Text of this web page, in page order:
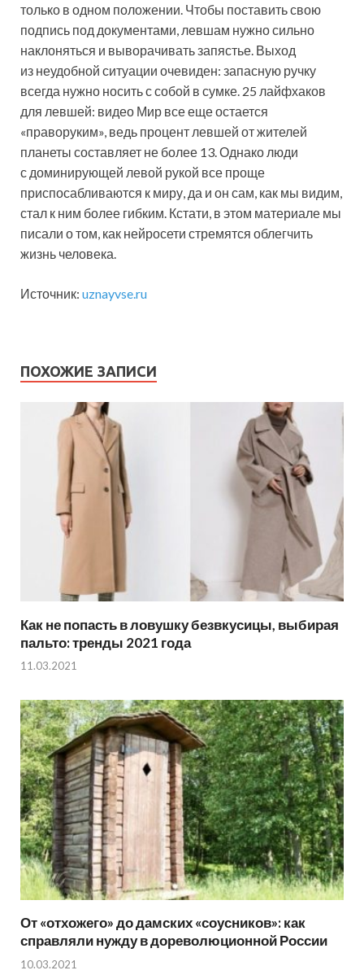
только в одном положении. Чтобы поставить свою
подпись под документами, левшам нужно сильно
наклоняться и выворачивать запястье. Выход
из неудобной ситуации очевиден: запасную ручку
всегда нужно носить с собой в сумке. 25 лайфхаков
для левшей: видео Мир все еще остается
«праворуким», ведь процент левшей от жителей
планеты составляет не более 13. Однако люди
с доминирующей левой рукой все проще
приспосабливаются к миру, да и он сам, как мы видим,
стал к ним более гибким. Кстати, в этом материале мы
писали о том, как нейросети стремятся облегчить
жизнь человека.
Источник: uznayvse.ru
ПОХОЖИЕ ЗАПИСИ
Как не попасть в ловушку безвкусицы, выбирая
пальто: тренды 2021 года
11.03.2021
От «отхожего» до дамских «соусников»: как
справляли нужду в дореволюционной России
10.03.2021